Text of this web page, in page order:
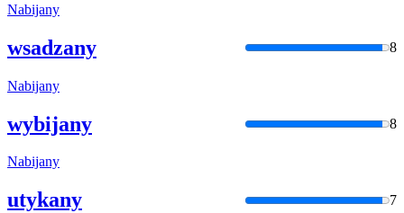
Nabijany
wsadzany 8
Nabijany
wybijany 8
Nabijany
utykany 7